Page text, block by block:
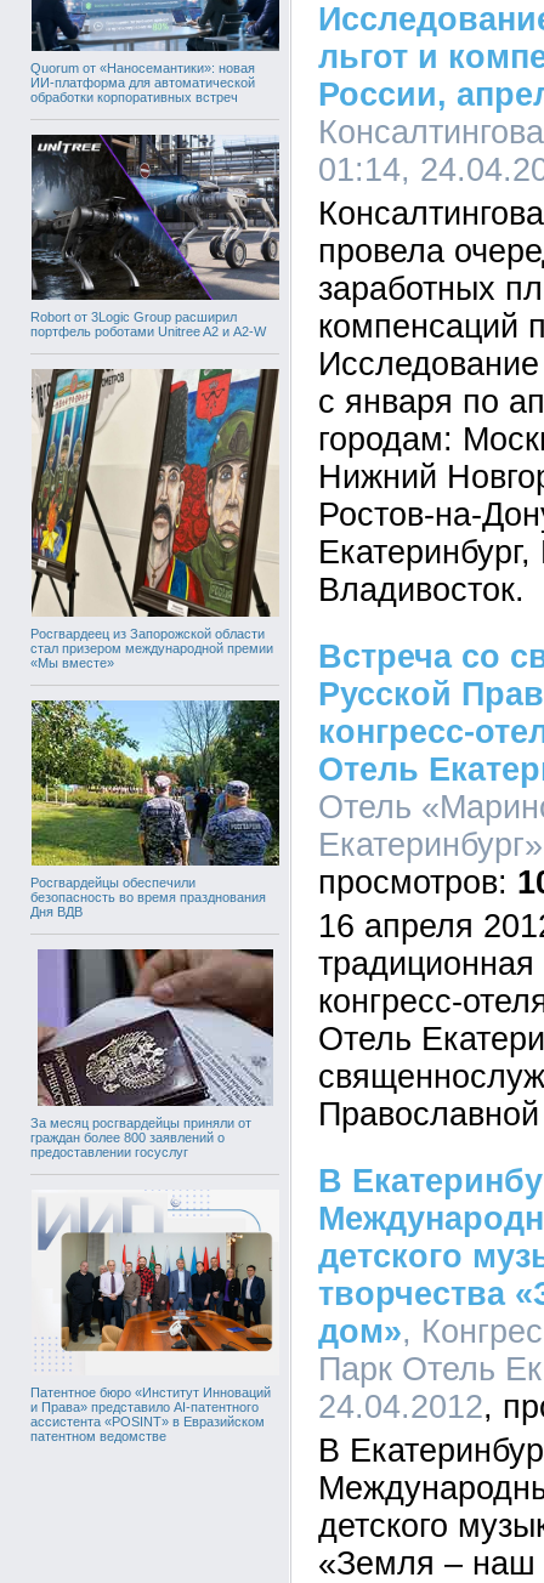
Quorum от «Наносемантики»: новая
ИИ-платформа для автоматической
обработки корпоративных встреч
Robort от 3Logic Group расширил
портфель роботами Unitree A2 и A2-W
Росгвардеец из Запорожской области
стал призером международной премии
«Мы вместе»
Росгвардейцы обеспечили
безопасность во время празднования
Дня ВДВ
За месяц росгвардейцы приняли от
граждан более 800 заявлений о
предоставлении госуслуг
Патентное бюро «Институт Инноваций
и Права» представило AI-патентного
ассистента «POSINT» в Евразийском
патентном ведомстве
льгот и
России,
01:14,
провела
заработных
компенсаций
с января по
городам:
Нижний
Ростов-на-
Владивосток.
Встреча со
Русской
конгресс-
Отель
Отель
16 апреля
традиционная
конгресс-
Отель
В
детского
творчества
дом»,
Парк Отель
24.04.2012
В
детского
«Земля –